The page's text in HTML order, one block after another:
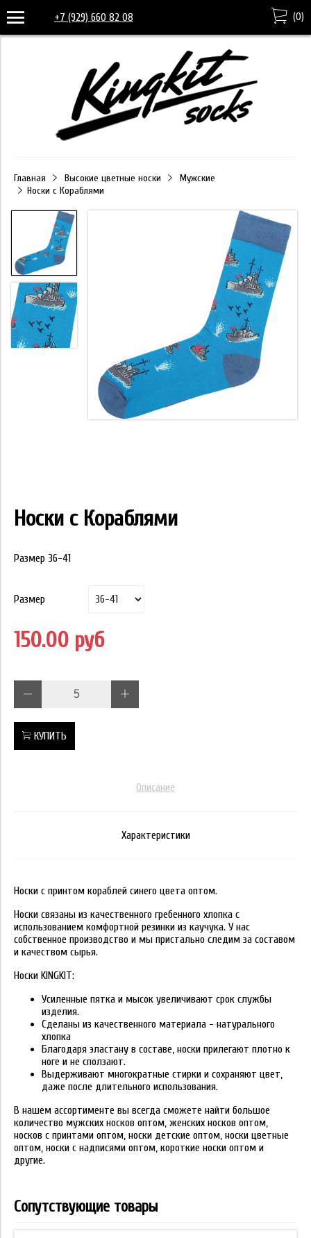
+7 (929) 660 82 08 (0)
Главная Высокие цветные носки
Мужские
Носки с Кораблями
Носки с Кораблями
Размер 36-41
Размер
150.00 руб
КУПИТЬ
Описание
Характеристики
Носки с принтом кораблей синего цвета оптом.
Носки связаны из качественного гребенного хлопка с
использованием комфортной резинки из каучука. У нас
собственное производство и мы пристально следим за составом
и качеством сырья.
Носки KINGKIT:
Усиленные пятка и мысок увеличивают срок службы
изделия.
Сделаны из качественного материала - натурального
хлопка
Благодаря эластану в составе, носки прилегают плотно к
ноге и не сползают.
Выдерживают многократные стирки и сохраняют цвет,
даже после длительного использования.
В нашем ассортименте вы всегда сможете найти большое
количество мужских носков оптом, женских носков оптом,
носков с принтами оптом, носки детские оптом, носки цветные
оптом, носки с надписями оптом, короткие носки оптом и
другие.
Сопутствующие товары